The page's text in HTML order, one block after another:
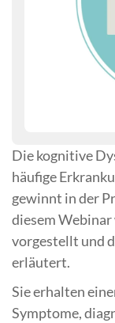
Die kognitive
häufige
gewinnt in der
diesem Webinar
vorgestellt und
erläutert.
Sie erhalten
Symptome,